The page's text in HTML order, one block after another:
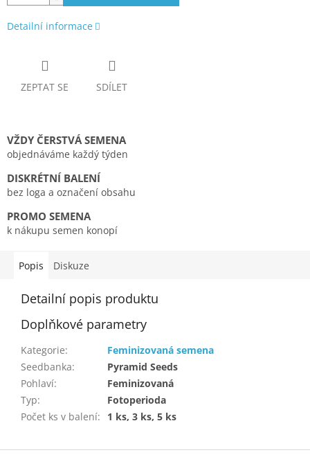
Detailní informace
ZEPTAT SE SDÍLET
VŽDY ČERSTVÁ SEMENA
objednáváme každý týden
DISKRÉTNÍ BALENÍ
bez loga a označení obsahu
PROMO SEMENA
k nákupu semen konopí
Popis Diskuze
Detailní popis produktu
Doplňkové parametry
Kategorie:
Feminizovaná semena
Seedbanka:
Pyramid Seeds
Pohlaví:
Feminizovaná
Typ:
Fotoperioda
Počet ks v balení: 1 ks, 3 ks, 5 ks
Z